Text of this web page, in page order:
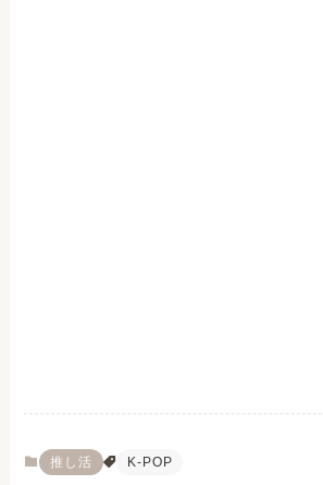
推し活 K-POP